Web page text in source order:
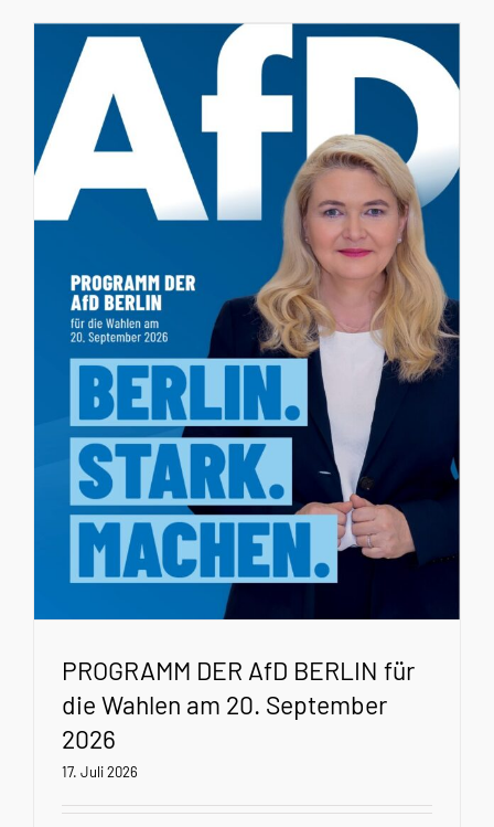
PROGRAMM DER AfD BERLIN für
die Wahlen am 20. September
2026
17. Juli 2026